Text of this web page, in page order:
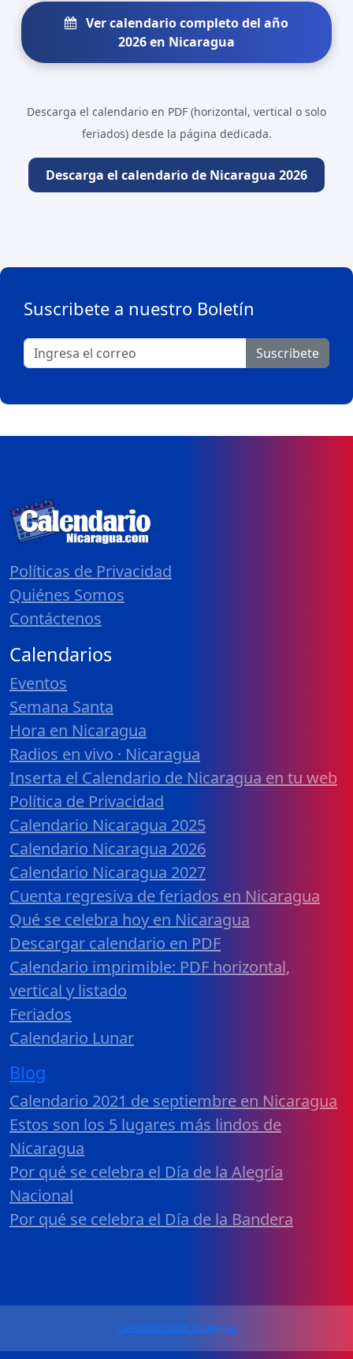
Ver calendario completo del año
2026 en Nicaragua
Descarga el calendario en PDF (horizontal, vertical o solo
feriados) desde la página dedicada.
Descarga el calendario de Nicaragua 2026
Suscribete a nuestro Boletín
Suscribete
Políticas de Privacidad
Quiénes Somos
Contáctenos
Calendarios
Eventos
Semana Santa
Hora en Nicaragua
Radios en vivo · Nicaragua
Inserta el Calendario de Nicaragua en tu web
Política de Privacidad
Calendario Nicaragua 2025
Calendario Nicaragua 2026
Calendario Nicaragua 2027
Cuenta regresiva de feriados en Nicaragua
Qué se celebra hoy en Nicaragua
Descargar calendario en PDF
Calendario imprimible: PDF horizontal,
vertical y listado
Feriados
Calendario Lunar
Blog
Calendario 2021 de septiembre en Nicaragua
Estos son los 5 lugares más lindos de
Nicaragua
Por qué se celebra el Día de la Alegría
Nacional
Por qué se celebra el Día de la Bandera
Calendario 2026 Nicaragua